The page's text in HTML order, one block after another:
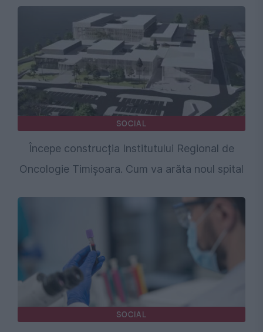
SOCIAL
Începe construcția Institutului Regional de
Oncologie Timișoara. Cum va arăta noul spital
SOCIAL